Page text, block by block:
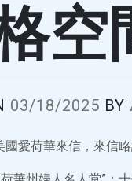
空
03/18/2025 BY
國愛荷華來信，來信